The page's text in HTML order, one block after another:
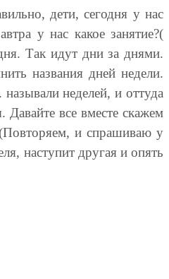
дети, сегодня у нас
у нас какое занятие?(
Так идут дни за днями.
названия дней недели.
неделей, и оттуда
все вместе скажем
и спрашиваю у
наступит другая и опять